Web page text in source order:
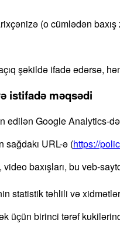
(o cümlədən baxış
şəkildə ifadə edərsə,
istifadə məqsədi
edilən Google Analytics-
URL-ə (https://
baxışları, bu veb-
statistik təhlili və
üçün birinci tərəf